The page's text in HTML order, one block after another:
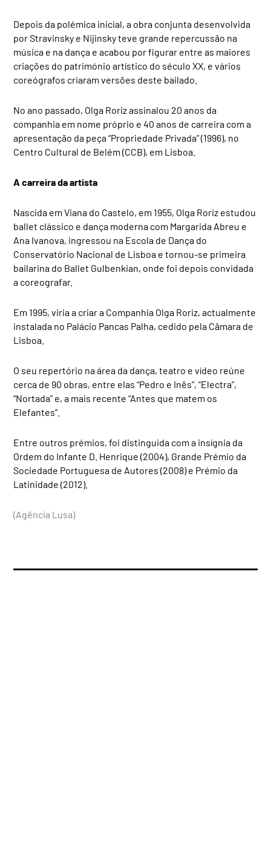
Depois da polémica inicial, a obra conjunta desenvolvida
por Stravinsky e Nijinsky teve grande repercussão na
música e na dança e acabou por figurar entre as maiores
criações do património artístico do século XX, e vários
coreógrafos criaram versões deste bailado.
No ano passado, Olga Roriz assinalou 20 anos da
companhia em nome próprio e 40 anos de carreira com a
apresentação da peça “Propriedade Privada” (1996), no
Centro Cultural de Belém (CCB), em Lisboa.
A carreira da artista
Nascida em Viana do Castelo, em 1955, Olga Roriz estudou
ballet clássico e dança moderna com Margarida Abreu e
Ana Ivanova, ingressou na Escola de Dança do
Conservatório Nacional de Lisboa e tornou-se primeira
bailarina do Ballet Gulbenkian, onde foi depois convidada
a coreografar.
Em 1995, viria a criar a Companhia Olga Roriz, actualmente
instalada no Palácio Pancas Palha, cedido pela Câmara de
Lisboa.
O seu repertório na área da dança, teatro e vídeo reúne
cerca de 90 obras, entre elas “Pedro e Inês”, “Electra”,
“Nortada” e, a mais recente “Antes que matem os
Elefantes”.
Entre outros prémios, foi distinguida com a insígnia da
Ordem do Infante D. Henrique (2004), Grande Prémio da
Sociedade Portuguesa de Autores (2008) e Prémio da
Latinidade (2012).
(Agência Lusa)